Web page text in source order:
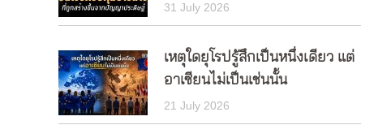
31 July 2026
เหตุใดยุโรปรู้สึกเป็นหนึ่งเดียว แต่
อาเซียนไม่เป็นเช่นนั้น
21 July 2026